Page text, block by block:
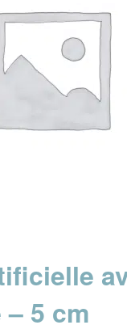
5 cm